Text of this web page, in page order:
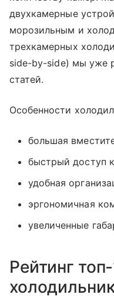
двухкамерные
морозильным и
трехкамерных
side-by-side) мы уже
статей.
Особенности
большая
быстрый доступ
удобная
эргономичная
увеличенные
Рейтинг